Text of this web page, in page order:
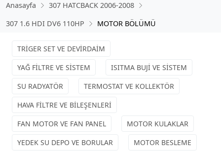
Anasayfa
307 HATCBACK 2006-2008
307 1.6 HDI DV6 110HP
MOTOR BÖLÜMÜ
TRİGER SET VE DEVİRDAİM
YAĞ FİLTRE VE SİSTEM
ISITMA BUJİ VE SİSTEM
SU RADYATÖR
TERMOSTAT VE KOLLEKTÖR
HAVA FİLTRE VE BİLEŞENLERİ
FAN MOTOR VE FAN PANEL
MOTOR KULAKLAR
YEDEK SU DEPO VE BORULAR
MOTOR BESLEME